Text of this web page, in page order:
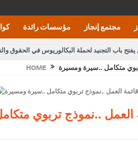
مؤسسات رائدة مجتمع إنجاز
باب التجنيد لحملة البكالوريوس في الحقوق
بيان اجتماع
اليومية ويؤكد حرص مجلس النواب على شراكة
الملك يلتقي مجموعة من رفاق السلاح
HOME متكامل ..سيرة ومسيرة
العمل ..نموذج تربوي